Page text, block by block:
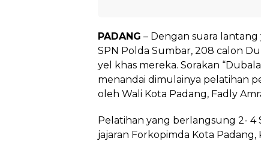
PADANG – Dengan suara
SPN Polda Sumbar, 208 calon
yel khas mereka. Sorakan
menandai dimulainya pelatihan
oleh Wali Kota Padang, Fadly
Pelatihan yang berlangsung 2- 4
jajaran Forkopimda Kota